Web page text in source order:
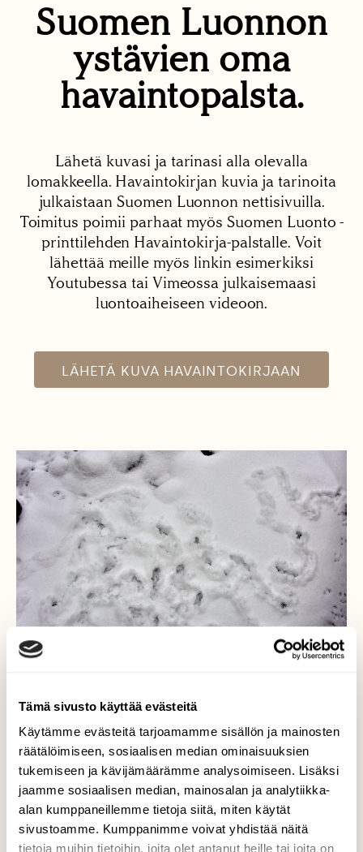
Tämä sivusto käyttää evästeitä
Käytämme evästeitä tarjoamamme sisällön ja mainosten
räätälöimiseen, sosiaalisen median ominaisuuksien
tukemiseen ja kävijämäärämme analysoimiseen. Lisäksi
jaamme sosiaalisen median, mainosalan ja analytiikka-
alan kumppaneillemme tietoja siitä, miten käytät
sivustoamme. Kumppanimme voivat yhdistää näitä
tietoja muihin tietoihin, joita olet antanut heille tai joita on
Suomen Luonnon
ystävien oma
havaintopalsta.
Lähetä kuvasi ja tarinasi alla olevalla
lomakkeella. Havaintokirjan kuvia ja tarinoita
julkaistaan Suomen Luonnon nettisivuilla.
Toimitus poimii parhaat myös Suomen Luonto -
printtilehden Havaintokirja-palstalle. Voit
lähettää meille myös linkin esimerkiksi
Youtubessa tai Vimeossa julkaisemaasi
luontoaiheiseen videoon.
LÄHETÄ KUVA HAVAINTOKIRJAAN
Hiirulaisten kaivantoja
Olivat kaivaneet tulipaikan murusia.
Muuallakin oli paljon pikku jyrsijöiden jälkiä.
Lisäksi oli paljon kauriiden jälkiä. Ilveskin oli
kävellyt pitkospuilla pitkän matkaa.